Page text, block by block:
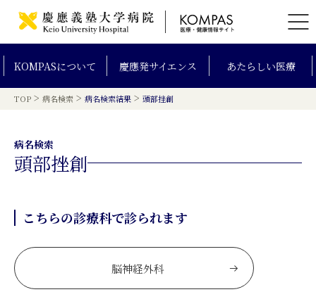
KOMPASについて 慶應発サイエンス あたらしい医療
TOP > 病名検索 > 病名検索結果 > 頭部挫創
病名検索
頭部挫創
こちらの診療科で診られます
脳神経外科